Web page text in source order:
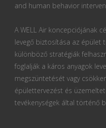
and human behavior
A WELL Air koncepciójának
levegő biztosítása az épület
különböző stratégiák
foglalják a káros anyagok
megszüntetését vagy
épülettervezést és
tevékenységek által történő